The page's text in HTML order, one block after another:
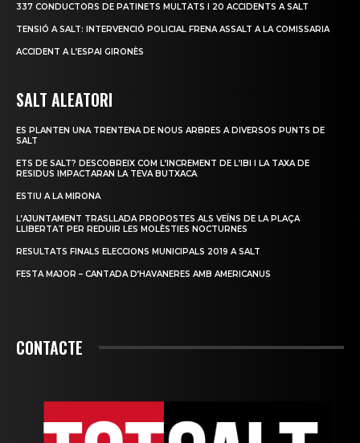
337 CONDUCTORS DE PATINETS MULTATS I 20 ACCIDENTS A SALT
TENSIÓ A SALT: INTERVENCIÓ POLICIAL FRENA ASSALT A LA COMISSARIA
ACCIDENT A L’ESPAI GIRONÈS
SALT ALEATORI
ES PLANTEN UNA TRENTENA DE NOUS ARBRES A DIVERSOS PUNTS DE
SALT
ETS DE SALT? DESCOBREIX COM L’INCREMENT DE L’IBI I LA TAXA DE
RESIDUS IMPACTARAN LA TEVA BUTXACA
ESTIU A LA MIRONA
L’AJUNTAMENT TRASLLADA PROPOSTES ALS VEÏNS DE LA PLAÇA
LLIBERTAT PER REDUIR LES MOLÈSTIES NOCTURNES
RESULTATS FINALS ELECCIONS MUNICIPALS 2019 A SALT
FESTA MAJOR – CANTADA D’HAVANERES AMB AMERICANUS
CONTACTE